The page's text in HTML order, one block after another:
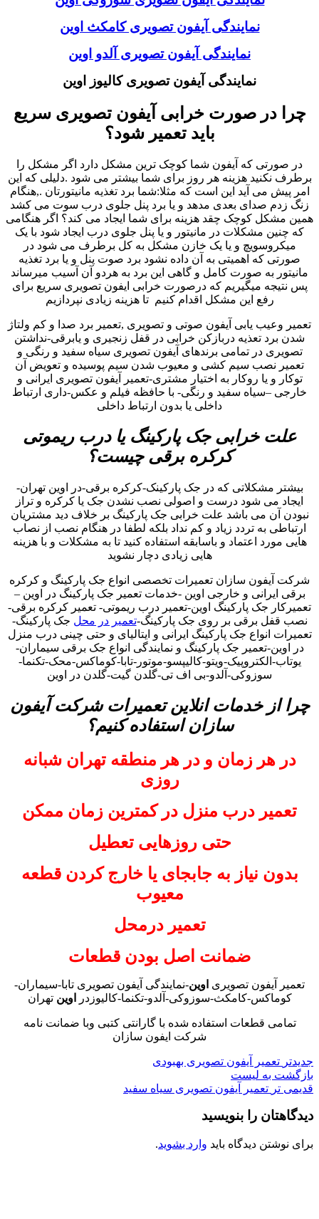
نمایندگی آیفون تصویری کامکث اوین
نمایندگی آیفون تصویری آلدو اوین
نمایندگی آیفون تصویری کالیوز اوین
چرا در صورت خرابی آیفون تصویری سریع
باید تعمیر شود؟
در صورتی که آیفون شما کوچک ترین مشکل دارد اگر مشکل را
برطرف نکنید هزینه هر روز برای شما بیشتر می شود .دلیلی که این
امر پیش می آید این است که مثلا:شما برد تغذیه مانیتورتان .,هنگام
زنگ زدم صدای بعدی مدهد و یا برد پنل جلوی درب سوت می کشد
همین مشکل کوچک چقد هزینه برای شما ایجاد می کند؟ اگر هنگامی
که چنین مشکلات در مانیتور و یا پنل جلوی درب ایجاد شود با یک
میکروسویچ و یا یک خازن مشکل به کل برطرف می شود در
صورتی که اهمیتی به آن داده نشود برد صوت پنل و یا برد تغذیه
مانیتور به صورت کامل و گاهی این برد به هردو آن آسیب میرساند
پس نتیجه میگیریم که درصورت خرابی ایفون تصویری سریع برای
رفع این مشکل اقدام کنیم تا هزینه زیادی نپردازیم
تعمیر وعیب یابی آیفون صوتی و تصویری ,تعمیر برد صدا و کم ولتاژ
شدن برد تعذیه دربازکن خرابی در قفل زنجیری و یابرقی-نداشتن
تصویری در تمامی برندهای آیفون تصویری سیاه سفید و رنگی و
تعمیر نصب سیم کشی و معیوب شدن سیم پوسیده و تعویض آن
توکار و یا روکار به اختیار مشتری-تعمیر آیفون تصویری ایرانی و
خارجی –سیاه سفید و رنگی- با حافظه فیلم و عکس-داری ارتباط
داخلی یا بدون ارتباط داخلی
علت خرابی جک پارکینگ یا درب ریموتی
کرکره برقی چیست؟
بیشتر مشکلاتی که در جک پارکینک-کرکره برقی-در اوین تهران-
ایجاد می شود درست و اصولی نصب نشدن جک یا کرکره و تراز
نبودن آن می باشد علت خرابی جک پارکینگ بر خلاف دید مشتریان
ارتباطی به تردد زیاد و کم نداد بلکه لطفا در هنگام نصب از نصاب
هایی مورد اعتماد و باسابقه استفاده کنید تا به مشکلات و با هزینه
هایی زیادی دچار نشوید
شرکت آیفون سازان تعمیرات تخصصی انواع جک پارکینگ و کرکره
برقی ایرانی و خارجی اوین -خدمات تعمیر جک پارکینگ در اوین –
تعمیرکار جک پارکینگ اوین-تعمیر درب ریموتی- تعمیر کرکره برقی-
نصب قفل برقی بر روی جک پارکینگ-تعمیر در محل جک پارکینگ-
تعمیرات انواع جک پارکینگ ایرانی و ایتالیای و حتی چینی درب منزل
در اوین-تعمیر جک پارکینگ و نمایندگی انواع جک برقی سیماران-
یوتاب-الکتروپیک-ویتو-کالیپسو-موتور-تابا-کوماکس-محک-تکنما-
سوزوکی-آلدو-بی اف تی-گلدن گیت-گلدن در اوین
چرا از خدمات انلاین تعمیرات شرکت آیفون
سازان استفاده کنیم؟
در هر زمان و در هر منطقه تهران شبانه
روزی
تعمیر درب منزل در کمترین زمان ممکن
حتی روزهایی تعطیل
بدون نیاز به جابجای یا خارج کردن قطعه
معیوب
تعمیر درمحل
ضمانت اصل بودن قطعات
تعمیر آیفون تصویری اوین-نمایندگی آیفون تصویری تابا-سیماران-
کوماکس-کامکث-سوزوکی-آلدو-تکنما-کالیوزدر
اوین تهران
تمامی قطعات استفاده شده با گارانتی کتبی وبا ضمانت نامه
شرکت ایفون سازان
جدیدتر تعمیر آیفون تصویری بهبودی
بازگشت به لیست
قدیمی تر تعمیر آیفون تصویری سیاه سفید
دیدگاهتان را بنویسید
برای نوشتن دیدگاه باید وارد بشوید.